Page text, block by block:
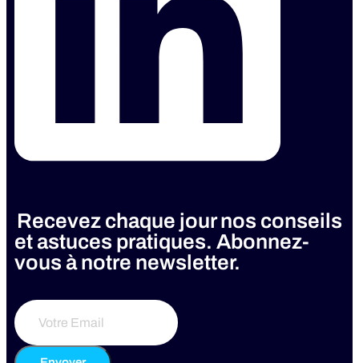
Recevez chaque jour nos conseils
et astuces pratiques. Abonnez-
vous à notre newsletter.